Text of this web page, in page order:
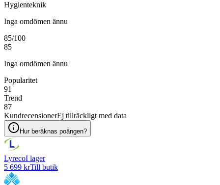
Hygienteknik
Inga omdömen ännu
85/100
85
Inga omdömen ännu
Popularitet
91
Trend
87
KundrecensionerEj tillräckligt med data
Hur beräknas poängen?
LyrecoI lager
5 699 krTill butik